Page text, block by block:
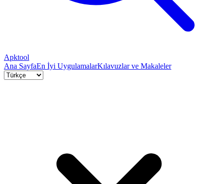
Apktool
Ana SayfaEn İyi UygulamalarKılavuzlar ve Makaleler